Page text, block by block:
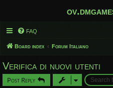
FAQ
Board index Forum Italiano
Verifica di nuovi utenti
Post Reply